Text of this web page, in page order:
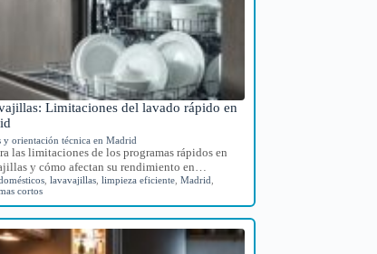
Limitaciones del lavado rápido en
y orientación técnica en Madrid
las limitaciones de los programas rápidos en
y cómo afectan su rendimiento en…
,lavavajillas ,limpieza eficiente ,Madrid
cortos